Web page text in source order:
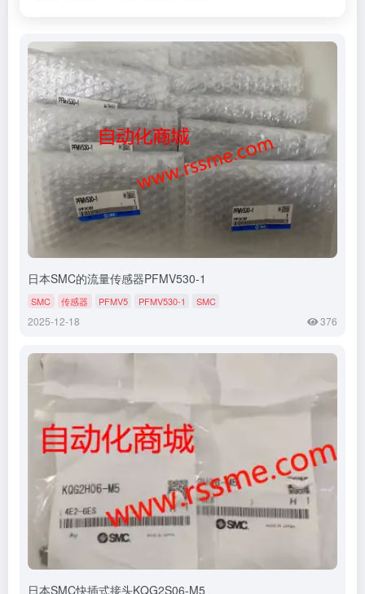
日本SMC的流量传感器PFMV530-1
SMC 传感器 PFMV5 PFMV530-1 SMC
2025-12-18 376
日本SMC快插式接头KQG2S06-M5